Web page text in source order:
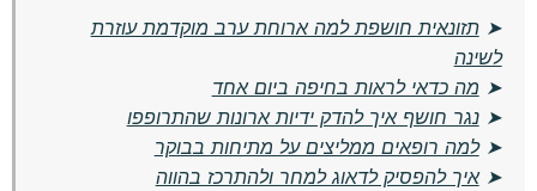
➤תזונאית חושפת למה ארוחת ערב מוקדמת עוזרת
לשינה
➤ מה כדאי לראות בחיפה ביום אחד
➤נגר חושף איך להדק ידיות ארונות שהתרופפו
➤למה רופאים ממליצים על מתיחות בבוקר
➤איך להפסיק לדאוג למחר ולהתרכז בהווה